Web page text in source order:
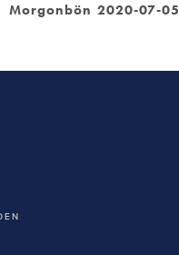
Morgonbön 2020-07-05